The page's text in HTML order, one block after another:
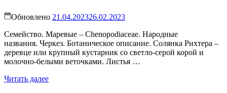
Обновлено 21.04.202326.02.2023
Семейство. Маревые – Chenopodiaceae. Народные
названия. Черкез. Ботаническое описание. Солянка Рихтера –
деревце или крупный кустарник со светло-серой корой и
молочно-белыми веточками. Листья …
Читать далее